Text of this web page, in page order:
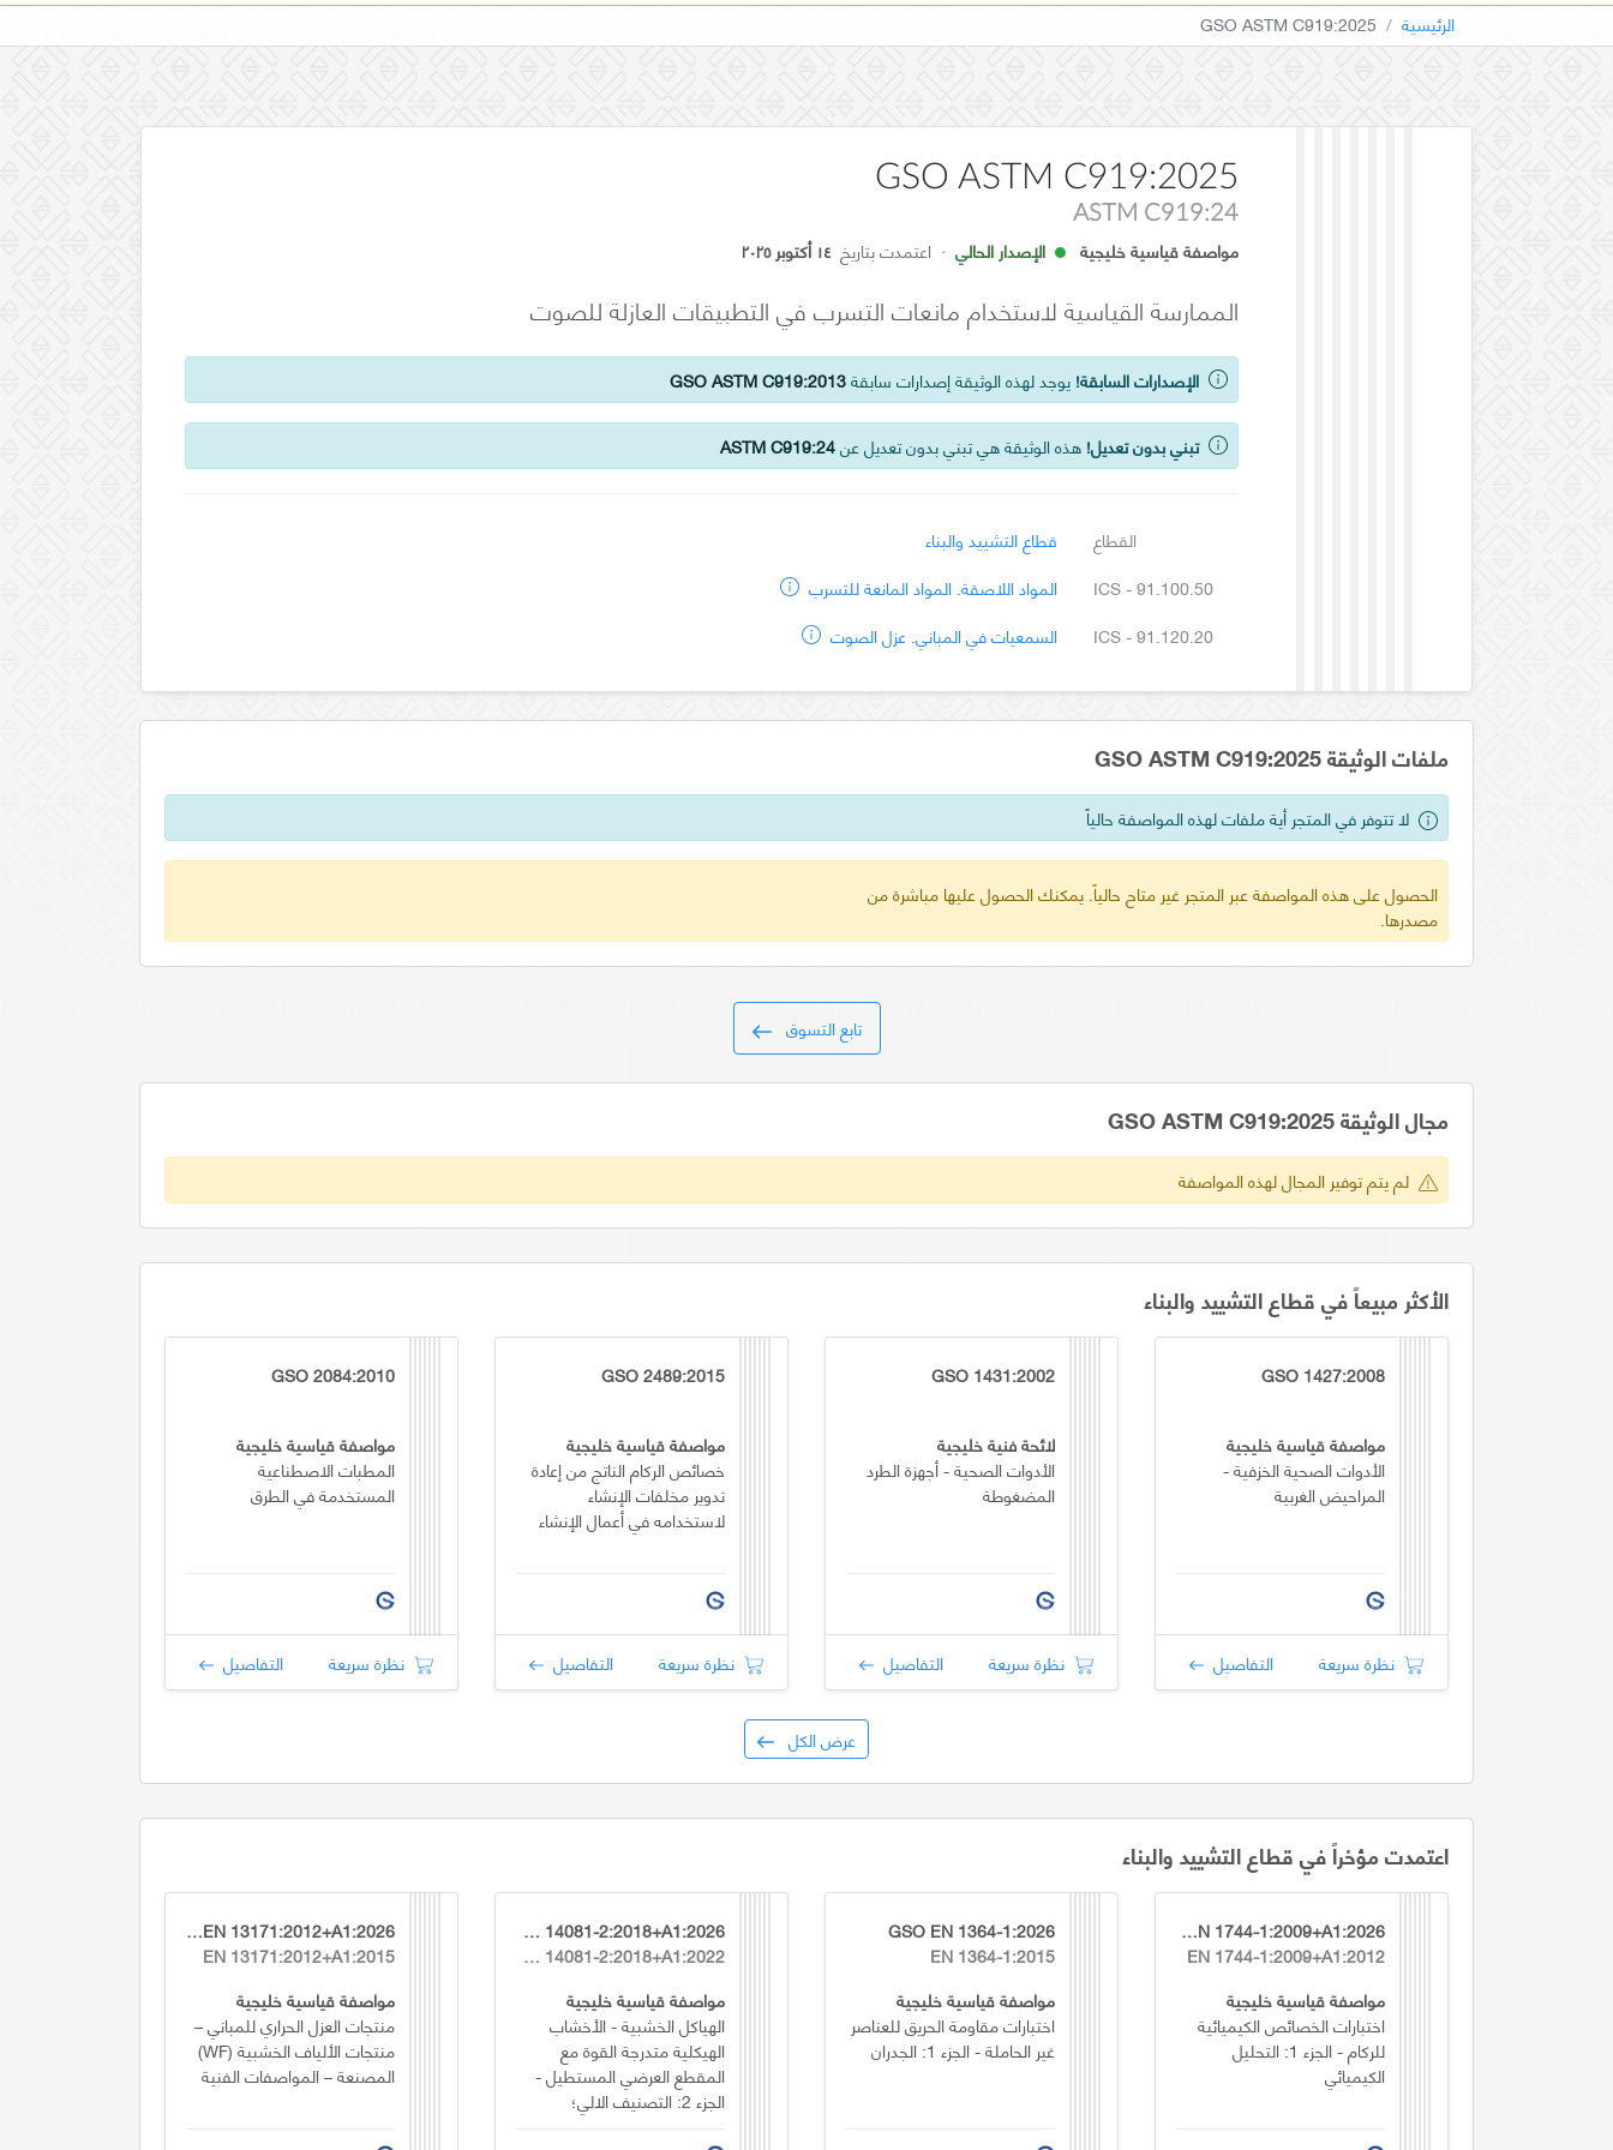
الرئيسية GSO ASTM C919:2025
GSO ASTM C919:2025
ASTM C919:24
مواصفة قياسية خليجية الإصدار الحالي · اعتمدت بتاريخ ١٤ أكتوبر ٢٠٢٥
الممارسة القياسية لاستخدام مانعات التسرب في التطبيقات العازلة للصوت
الإصدارات السابقة! يوجد لهذه الوثيقة إصدارات سابقةGSO ASTM C919:2013
تبني بدون تعديل! هذه الوثيقة هي تبني بدون تعديل عنASTM C919:24
القطاع
قطاع التشييد والبناء
ICS - 91.100.50
المواد اللاصقة. المواد المانعة للتسرب
ICS - 91.120.20
السمعيات في المباني. عزل الصوت
ملفات الوثيقة GSO ASTM C919:2025
لا تتوفر في المتجر أية ملفات لهذه المواصفة حالياً
الحصول على هذه المواصفة عبر المتجر غير متاح حالياً. يمكنك الحصول عليها مباشرة من
مصدرها.
تابع التسوق
مجال الوثيقة GSO ASTM C919:2025
لم يتم توفير المجال لهذه المواصفة
الأكثر مبيعاً في قطاع التشييد والبناء
GSO 1427:2008
مواصفة قياسية خليجية
الأدوات الصحية الخزفية -
المراحيض الغربية
نظرة سريعة التفاصيل
GSO 1431:2002
لائحة فنية خليجية
الأدوات الصحية - أجهزة الطرد
المضغوطة
نظرة سريعة التفاصيل
GSO 2489:2015
مواصفة قياسية خليجية
خصائص الركام الناتج من إعادة
تدوير مخلفات الإنشاء
لاستخدامه في أعمال الإنشاء
نظرة سريعة التفاصيل
GSO 2084:2010
مواصفة قياسية خليجية
المطبات الاصطناعية
المستخدمة في الطرق
نظرة سريعة التفاصيل
عرض الكل
اعتمدت مؤخراً في قطاع التشييد والبناء
GSO EN 1744-1:2009+A1:2026
EN 1744-1:2009+A1:2012
مواصفة قياسية خليجية
اختبارات الخصائص الكيميائية
للركام - الجزء 1: التحليل
الكيميائي
GSO EN 1364-1:2026
EN 1364-1:2015
مواصفة قياسية خليجية
اختبارات مقاومة الحريق للعناصر
غير الحاملة - الجزء 1: الجدران
GSO EN 14081-2:2018+A1:2026
EN 14081-2:2018+A1:2022
مواصفة قياسية خليجية
الهياكل الخشبية - الأخشاب
الهيكلية متدرجة القوة مع
المقطع العرضي المستطيل -
الجزء 2: التصنيف الالي؛
متطلبات إضافية لاختبار النوع
GSO EN 13171:2012+A1:2026
EN 13171:2012+A1:2015
مواصفة قياسية خليجية
منتجات العزل الحراري للمباني –
منتجات الألياف الخشبية (WF)
المصنعة – المواصفات الفنية